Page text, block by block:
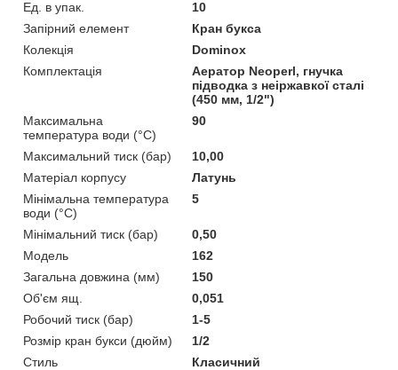
Ед. в упак.
10
Запірний елемент
Кран букса
Колекція
Dominox
Комплектація
Аератор Neoperl, гнучка
підводка з неіржавкої сталі
(450 мм, 1/2")
Максимальна
температура води (°C)
90
Максимальний тиск (бар)
10,00
Матеріал корпусу
Латунь
Мінімальна температура
води (°C)
5
Мінімальний тиск (бар)
0,50
Мoдель
162
Загальна довжина (мм)
150
Об'єм ящ.
0,051
Робочий тиск (бар)
1-5
Розмір кран букси (дюйм)
1/2
Стиль
Класичний